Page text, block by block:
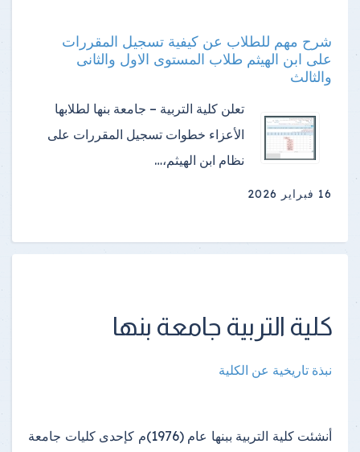
شرح مهم للطلاب عن كيفية تسجيل المقررات
على ابن الهيثم طلاب المستوى الاول والثانى
والثالث
تعلن كلية التربية – جامعة بنها لطلابها
الأعزاء خطوات تسجيل المقررات على
نظام ابن الهيثم،…
16 فبراير 2026
كلية التربية جامعة بنها
نبذة تاريخية عن الكلية
أنشئت كلية التربية ببنها عام (1976)م كإحدى كليات جامعة